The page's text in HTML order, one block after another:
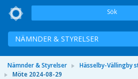
Sök
NÄMNDER & STYRELSER
Nämnder & Styrelser
Hässelby-Vällingby
Möte 2024-08-29